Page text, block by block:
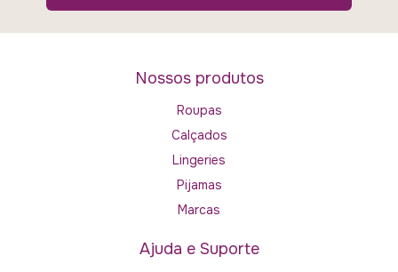
Nossos produtos
Roupas
Calçados
Lingeries
Pijamas
Marcas
Ajuda e Suporte